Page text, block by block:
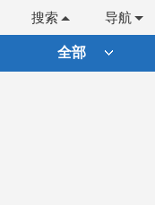
导航
搜索
全部